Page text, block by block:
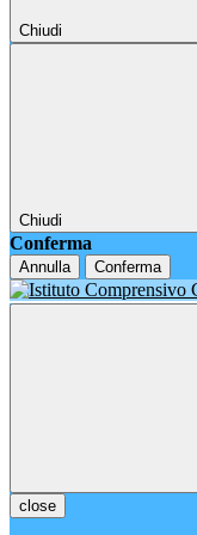
Chiudi
Chiudi
Conferma
Annulla Conferma
close